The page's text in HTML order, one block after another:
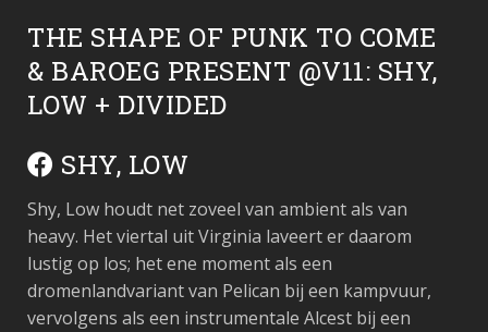
THE SHAPE OF PUNK TO COME
& BAROEG PRESENT @V11: SHY,
LOW + DIVIDED
SHY, LOW
Shy, Low houdt net zoveel van ambient als van
heavy. Het viertal uit Virginia laveert er daarom
lustig op los; het ene moment als een
dromenlandvariant van Pelican bij een kampvuur,
vervolgens als een instrumentale Alcest bij een